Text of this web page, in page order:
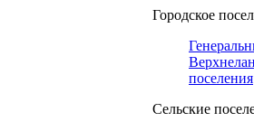
Городское
поселения
Сельские